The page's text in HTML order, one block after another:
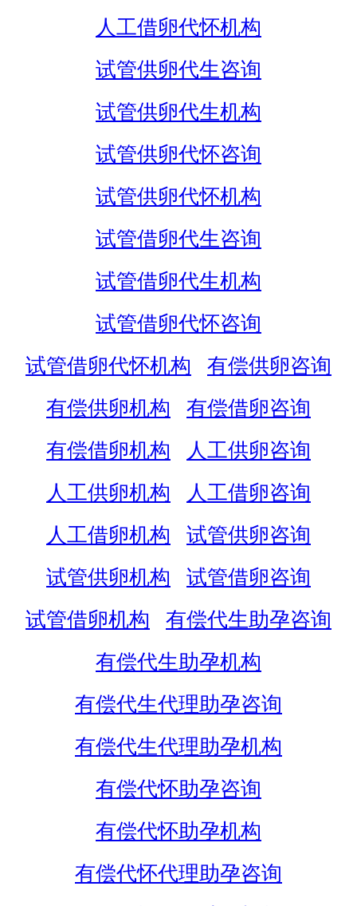
人工借卵代怀机构
试管供卵代生咨询
试管供卵代生机构
试管供卵代怀咨询
试管供卵代怀机构
试管借卵代生咨询
试管借卵代生机构
试管借卵代怀咨询
试管借卵代怀机构
有偿供卵咨询
有偿供卵机构
有偿借卵咨询
有偿借卵机构
人工供卵咨询
人工供卵机构
人工借卵咨询
人工借卵机构
试管供卵咨询
试管供卵机构
试管借卵咨询
试管借卵机构
有偿代生助孕咨询
有偿代生助孕机构
有偿代生代理助孕咨询
有偿代生代理助孕机构
有偿代怀助孕咨询
有偿代怀助孕机构
有偿代怀代理助孕咨询